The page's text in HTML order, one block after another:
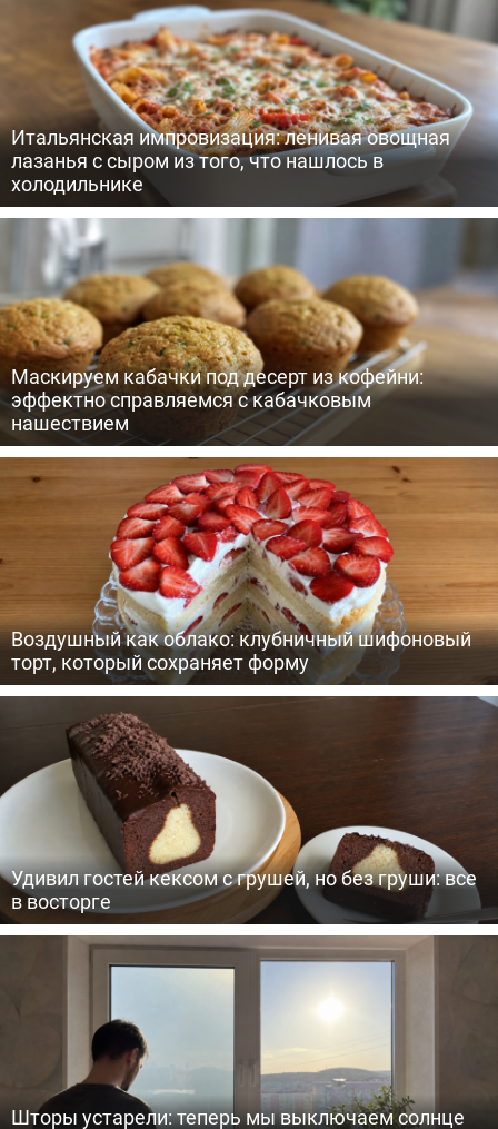
Итальянская импровизация: ленивая овощная
лазанья с сыром из того, что нашлось в
холодильнике
Маскируем кабачки под десерт из кофейни:
эффектно справляемся с кабачковым
нашествием
Воздушный как облако: клубничный шифоновый
торт, который сохраняет форму
Удивил гостей кексом с грушей, но без груши: все
в восторге
Шторы устарели: теперь мы выключаем солнце